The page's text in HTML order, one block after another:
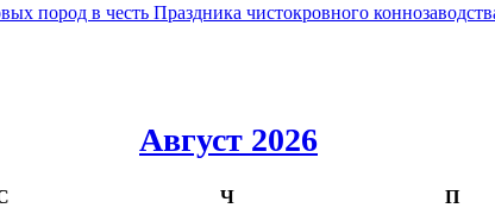
в честь Праздника чистокровного
Август 2026
Ч П